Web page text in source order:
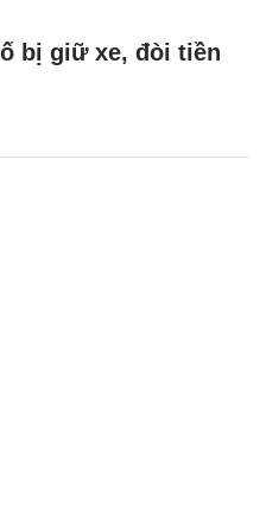
bị giữ xe, đòi tiền